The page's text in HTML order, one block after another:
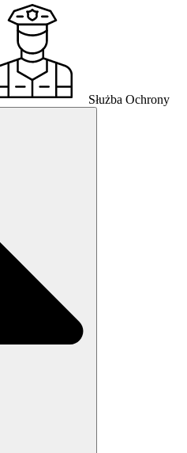
Służba Ochrony